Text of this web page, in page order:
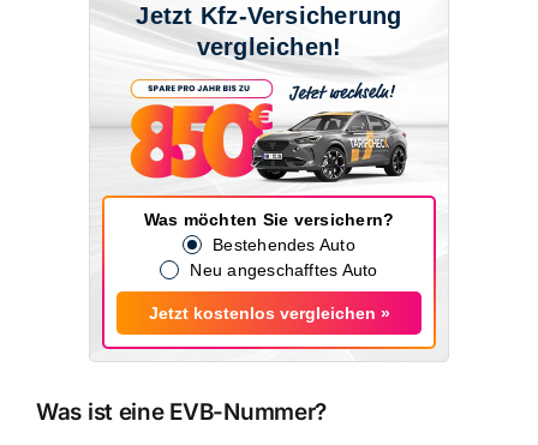
Jetzt Kfz-Versicherung
vergleichen!
Was möchten Sie versichern?
Bestehendes Auto
Neu angeschafftes Auto
Jetzt kostenlos vergleichen »
Was ist eine EVB-Nummer?